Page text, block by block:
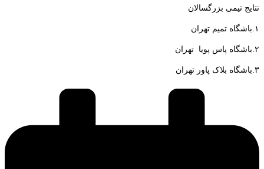
نتایج تیمی بزرگسالان
۱.باشگاه تمیم تهران
۲.باشگاه پاس پویا تهران
۳.باشگاه بلاک پاور تهران